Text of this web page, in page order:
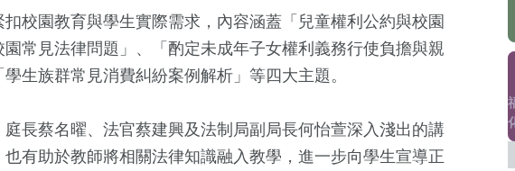
校園教育與學生實際需求，內容涵蓋「兒童權利公約與校園
常見法律問題」、「酌定未成年子女權利義務行使負擔與親
生族群常見消費糾紛案例解析」等四大主題。
長蔡名曜、法官蔡建興及法制局副局長何怡萱深入淺出的講
有助於教師將相關法律知識融入教學，進一步向學生宣導正
流專區
文教 兩岸
2+
化專區